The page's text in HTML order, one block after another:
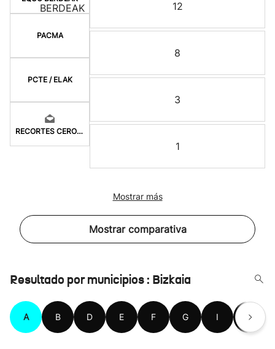
PACMA
PCTE / ELAK
RECORTES CERO-LV-M
12
8
3
1
Mostrar más
Mostrar comparativa
Resultado por municipios : Bizkaia
A B D E F G I K